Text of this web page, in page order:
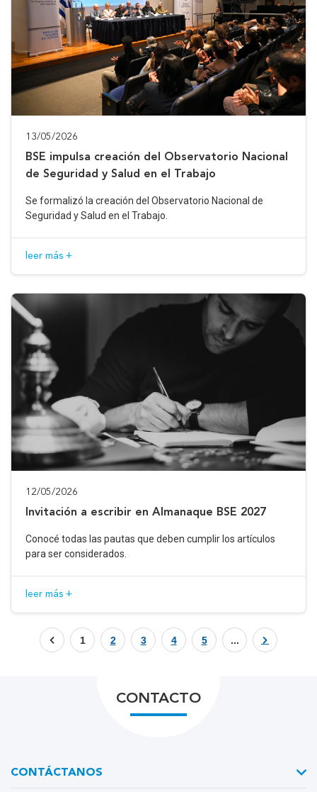
13/05/2026
BSE impulsa creación del Observatorio Nacional
de Seguridad y Salud en el Trabajo
Se formalizó la creación del Observatorio Nacional de
Seguridad y Salud en el Trabajo.
leer más +
12/05/2026
Invitación a escribir en Almanaque BSE 2027
Conocé todas las pautas que deben cumplir los artículos
para ser considerados.
leer más +
1 2 3 4 5 ...
CONTACTO
CONTÁCTANOS